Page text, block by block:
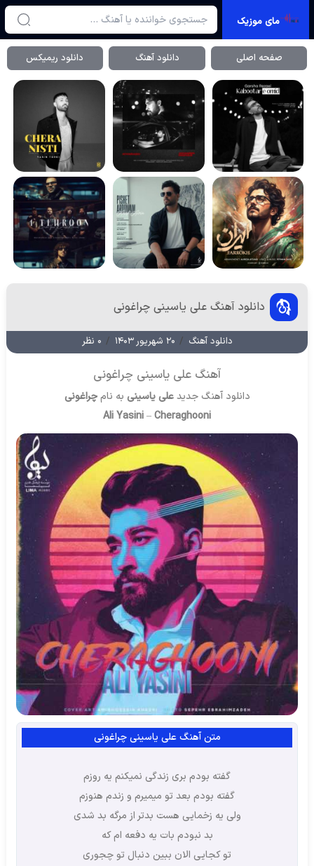
مای موزیک
صفحه اصلی دانلود آهنگ دانلود ریمیکس
دانلود آهنگ علی یاسینی چراغونی
دانلود آهنگ / ۲۰ شهریور ۱۴۰۳ / ۰ نظر
آهنگ علی یاسینی چراغونی
دانلود آهنگ جدید علی یاسینی به نامچراغونی
Ali Yasini–Cheraghooni
متن آهنگ علی یاسینی چراغونی
گفته بودم بری زندگی نمیکنم یه روزم
گفته بودم بعد تو میمیرم و زندم هنوزم
ولی یه زخمایی هست بدتر از مرگه بد شدی
بد نبودم بات یه دفعه ام که
تو کجایی الان ببین دنبال تو چجوری